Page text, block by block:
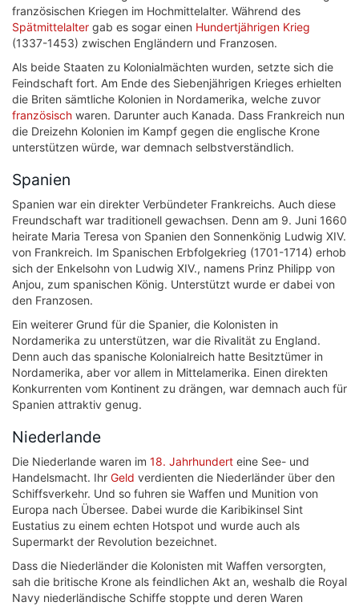
französischen Kriegen im Hochmittelalter. Während des
Spätmittelalter gab es sogar einen Hundertjährigen Krieg
(1337-1453) zwischen Engländern und Franzosen.
Als beide Staaten zu Kolonialmächten wurden, setzte sich die
Feindschaft fort. Am Ende des Siebenjährigen Krieges erhielten
die Briten sämtliche Kolonien in Nordamerika, welche zuvor
französisch waren. Darunter auch Kanada. Dass Frankreich nun
die Dreizehn Kolonien im Kampf gegen die englische Krone
unterstützen würde, war demnach selbstverständlich.
Spanien
Spanien war ein direkter Verbündeter Frankreichs. Auch diese
Freundschaft war traditionell gewachsen. Denn am 9. Juni 1660
heirate Maria Teresa von Spanien den Sonnenkönig Ludwig XIV.
von Frankreich. Im Spanischen Erbfolgekrieg (1701-1714) erhob
sich der Enkelsohn von Ludwig XIV., namens Prinz Philipp von
Anjou, zum spanischen König. Unterstützt wurde er dabei von
den Franzosen.
Ein weiterer Grund für die Spanier, die Kolonisten in
Nordamerika zu unterstützen, war die Rivalität zu England.
Denn auch das spanische Kolonialreich hatte Besitztümer in
Nordamerika, aber vor allem in Mittelamerika. Einen direkten
Konkurrenten vom Kontinent zu drängen, war demnach auch für
Spanien attraktiv genug.
Niederlande
Die Niederlande waren im 18. Jahrhundert eine See- und
Handelsmacht. Ihr Geld verdienten die Niederländer über den
Schiffsverkehr. Und so fuhren sie Waffen und Munition von
Europa nach Übersee. Dabei wurde die Karibikinsel Sint
Eustatius zu einem echten Hotspot und wurde auch als
Supermarkt der Revolution bezeichnet.
Dass die Niederländer die Kolonisten mit Waffen versorgten,
sah die britische Krone als feindlichen Akt an, weshalb die Royal
Navy niederländische Schiffe stoppte und deren Waren